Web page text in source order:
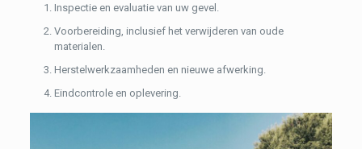
Inspectie en evaluatie van uw gevel.
Voorbereiding, inclusief het verwijderen van oude
materialen.
Herstelwerkzaamheden en nieuwe afwerking.
Eindcontrole en oplevering.